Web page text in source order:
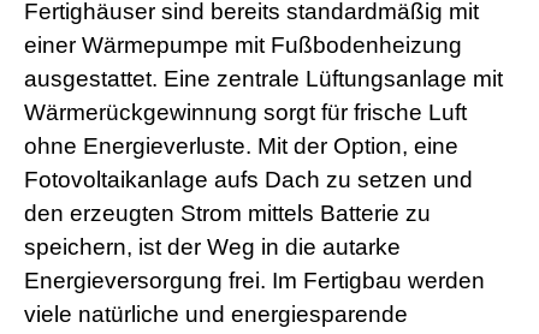
Fertighäuser sind bereits standardmäßig mit
einer Wärmepumpe mit Fußbodenheizung
ausgestattet. Eine zentrale Lüftungsanlage mit
Wärmerückgewinnung sorgt für frische Luft
ohne Energieverluste. Mit der Option, eine
Fotovoltaikanlage aufs Dach zu setzen und
den erzeugten Strom mittels Batterie zu
speichern, ist der Weg in die autarke
Energieversorgung frei. Im Fertigbau werden
viele natürliche und energiesparende